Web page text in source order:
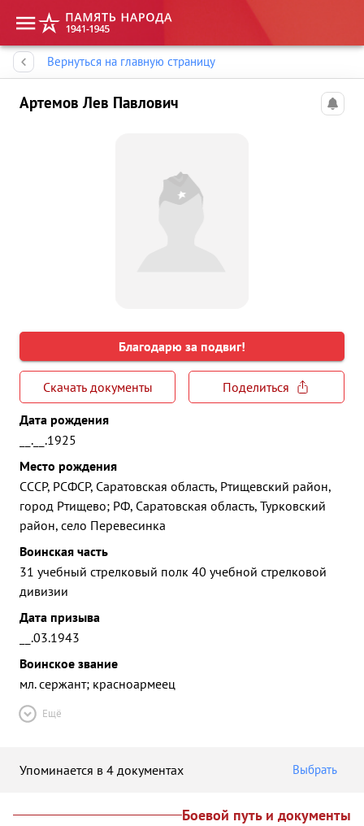
Вернуться на главную страницу
Артемов Лев Павлович
Благодарю за подвиг!
Скачать документы
Поделиться
Дата рождения
__.__.1925
Место рождения
СССР, РСФСР, Саратовская область, Ртищевский район,
город Ртищево; РФ, Саратовская область, Турковский
район, село Перевесинка
Воинская часть
31 учебный стрелковый полк 40 учебной стрелковой
дивизии
Дата призыва
__.03.1943
Воинское звание
мл. сержант; красноармеец
Ещё
Упоминается в 4 документах Выбрать
Боевой путь и документы
Память народа